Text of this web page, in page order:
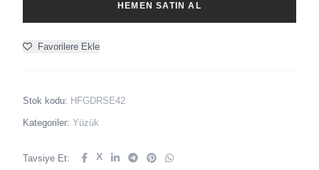
HEMEN SATIN AL
Favorilere Ekle
Stok kodu: HFGDRSE42
Kategoriler: Yüzük
Tavsiye Et: X